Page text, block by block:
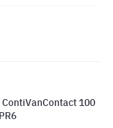
100